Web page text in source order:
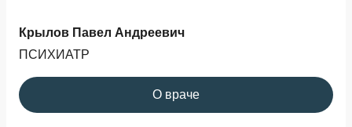
Крылов Павел Андреевич
ПСИХИАТР
О враче